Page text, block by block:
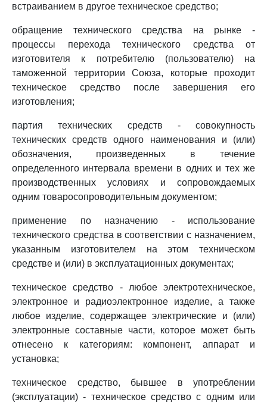
встраиванием в другое техническое средство;
обращение технического средства на рынке -
процессы перехода технического средства от
изготовителя к потребителю (пользователю) на
таможенной территории Союза, которые проходит
техническое средство после завершения его
изготовления;
партия технических средств - совокупность
технических средств одного наименования и (или)
обозначения, произведенных в течение
определенного интервала времени в одних и тех же
производственных условиях и сопровождаемых
одним товаросопроводительным документом;
применение по назначению - использование
технического средства в соответствии с назначением,
указанным изготовителем на этом техническом
средстве и (или) в эксплуатационных документах;
техническое средство - любое электротехническое,
электронное и радиоэлектронное изделие, а также
любое изделие, содержащее электрические и (или)
электронные составные части, которое может быть
отнесено к категориям: компонент, аппарат и
установка;
техническое средство, бывшее в употреблении
(эксплуатации) - техническое средство с одним или